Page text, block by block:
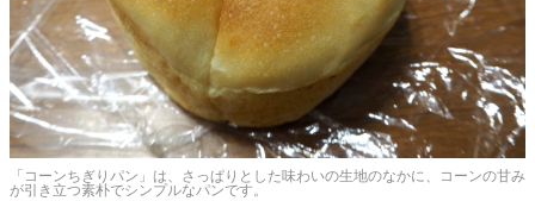
「コーンちぎりパン」は、さっぱりとした味わいの生地のなかに、コーンの甘み
が引き立つ素朴でシンプルなパンです。